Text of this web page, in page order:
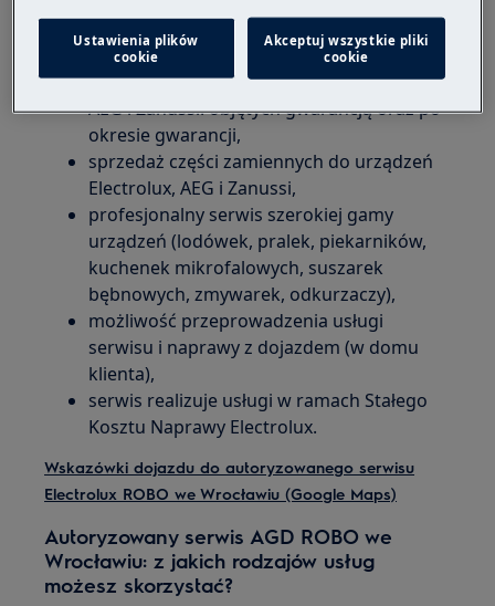
Autoryzowany serwis Electrolux ROBO
oferuje szeroką gamę usług:
obsługę napraw sprzętu AGD Electrolux,
AEG i Zanussi: objętych gwarancją oraz po
okresie gwarancji,
sprzedaż części zamiennych do urządzeń
Electrolux, AEG i Zanussi,
profesjonalny serwis szerokiej gamy
urządzeń (lodówek, pralek, piekarników,
kuchenek mikrofalowych, suszarek
bębnowych, zmywarek, odkurzaczy),
możliwość przeprowadzenia usługi
serwisu i naprawy z dojazdem (w domu
klienta),
serwis realizuje usługi w ramach Stałego
Kosztu Naprawy Electrolux.
Wskazówki dojazdu do autoryzowanego serwisu
Electrolux ROBO we Wrocławiu (Google Maps)
Autoryzowany serwis AGD ROBO we
Wrocławiu: z jakich rodzajów usług
możesz skorzystać?
Ustawienia plików
cookie
Akceptuj wszystkie pliki
cookie